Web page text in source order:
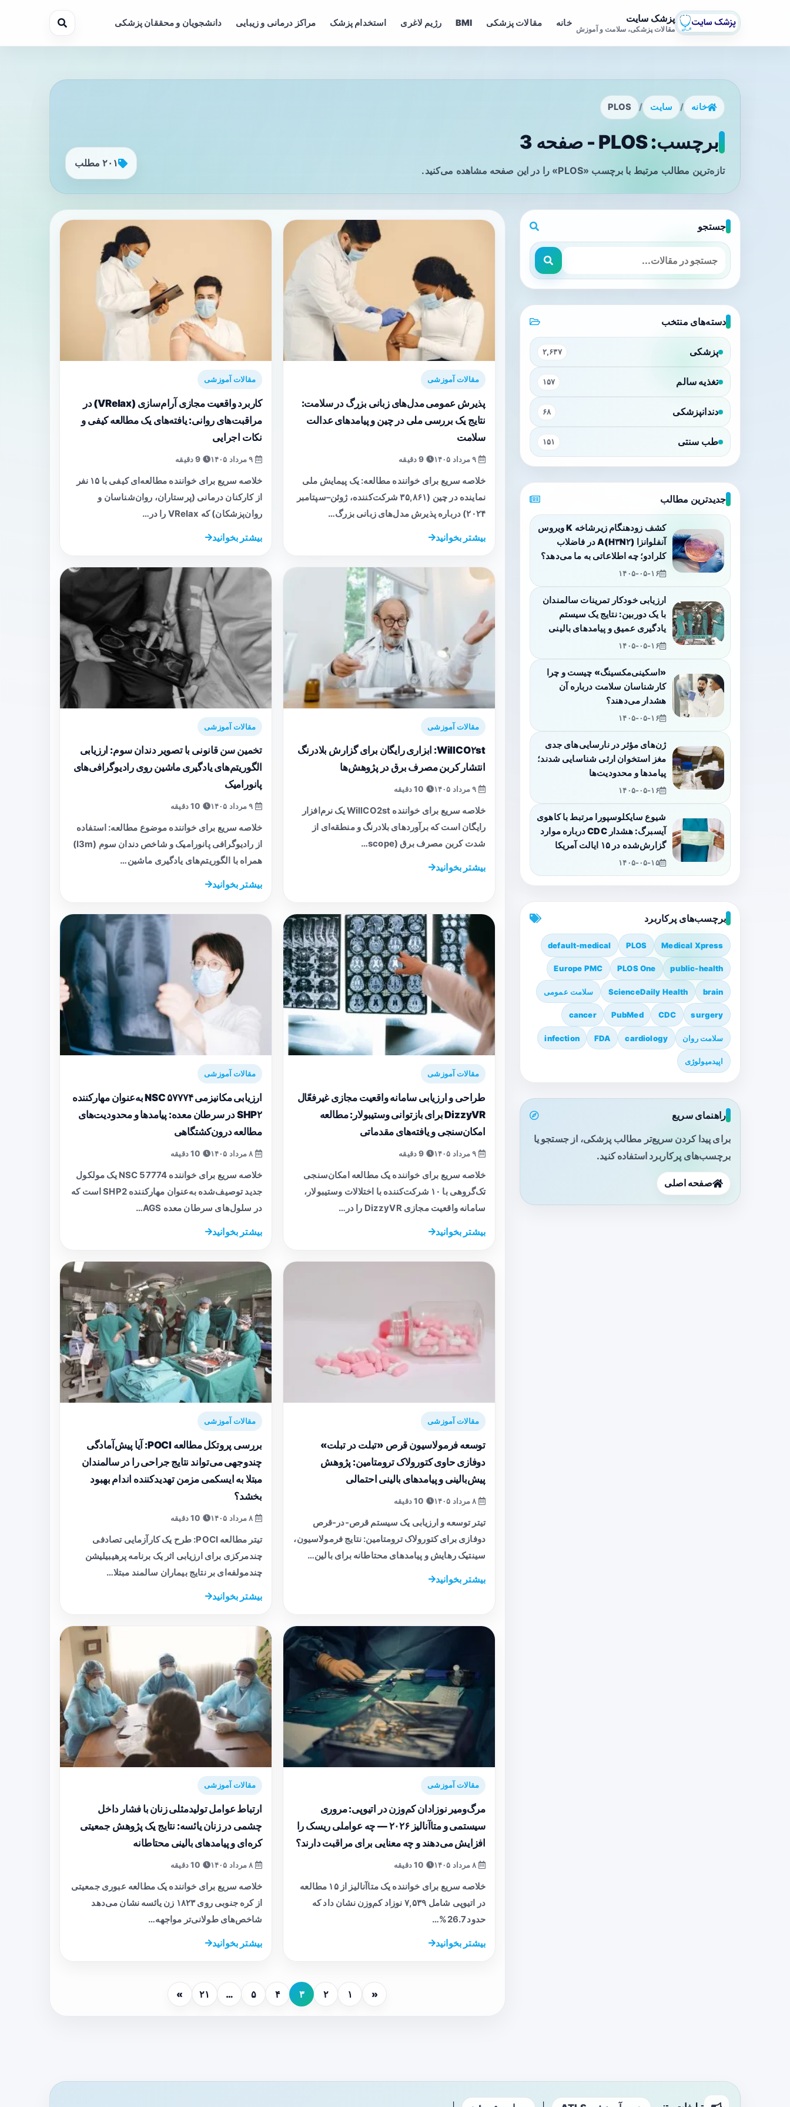
پزشک سایت
مقالات پزشکی، سلامت و آموزش
خانه مقالات پزشکی BMI رژیم لاغری استخدام پزشک مراکز درمانی و زیبایی دانشجویان و محققان پزشکی
خانه / سایت /
PLOS
برچسب: PLOS - صفحه 3
تازه‌ترین مطالب مرتبط با برچسب «PLOS» را در این صفحه مشاهده می‌کنید.
۲۰۱ مطلب
مقالات آموزشی
پذیرش عمومی مدل‌های زبانی بزرگ در سلامت:
نتایج یک بررسی ملی در چین و پیامدهای عدالت
سلامت
خلاصه سریع برای خواننده مطالعه: یک پیمایش ملی
نماینده در چین (۳۵,۸۶۱ شرکت‌کننده، ژوئن–سپتامبر
۲۰۲۴) درباره پذیرش مدل‌های زبانی بزرگ…
بیشتر بخوانید
مقالات آموزشی
کاربرد واقعیت مجازی آرام‌سازی (VRelax) در
مراقبت‌های روانی: یافته‌های یک مطالعه کیفی و
نکات اجرایی
خلاصه سریع برای خواننده مطالعه‌ای کیفی با ۱۵ نفر
از کارکنان درمانی (پرستاران، روان‌شناسان و
روان‌پزشکان) که VRelax را در…
بیشتر بخوانید
مقالات آموزشی
WillCO۲st: ابزاری رایگان برای گزارش بلادرنگ
انتشار کربن مصرف برق در پژوهش‌ها
خلاصه سریع برای خواننده WillCO2st یک نرم‌افزار
رایگان است که برآوردهای بلادرنگ و منطقه‌ای از
شدت کربن مصرف برق (scope…
بیشتر بخوانید
مقالات آموزشی
تخمین سن قانونی با تصویر دندان سوم: ارزیابی
الگوریتم‌های یادگیری ماشین روی رادیوگرافی‌های
پانورامیک
خلاصه سریع برای خواننده موضوع مطالعه: استفاده
از رادیوگرافی پانورامیک و شاخص دندان سوم (I3m)
همراه با الگوریتم‌های یادگیری ماشین…
بیشتر بخوانید
مقالات آموزشی
طراحی و ارزیابی سامانه واقعیت مجازی غیرفعّال
DizzyVR برای بازتوانی وستیبولار: مطالعه
امکان‌سنجی و یافته‌های مقدماتی
خلاصه سریع برای خواننده یک مطالعه امکان‌سنجی
تک‌گروهی با ۱۰ شرکت‌کننده با اختلالات وستیبولار،
سامانه واقعیت مجازی DizzyVR را در…
بیشتر بخوانید
مقالات آموزشی
ارزیابی مکانیزمی NSC ۵۷۷۷۴ به‌عنوان مهارکننده
SHP۲ در سرطان معده: پیامدها و محدودیت‌های
مطالعه درون‌کشتگاهی
خلاصه سریع برای خواننده NSC 57774 یک مولکول
جدید توصیف‌شده به‌عنوان مهارکننده SHP2 است که
در سلول‌های سرطان معده AGS…
بیشتر بخوانید
مقالات آموزشی
توسعه فرمولاسیون قرص «تبلت در تبلت»
دوفازی حاوی کتورولاک ترومتامین: پژوهش
پیش‌بالینی و پیامدهای بالینی احتمالی
تیتر توسعه و ارزیابی یک سیستم قرص‑در‑قرص
دوفازی برای کتورولاک ترومتامین: نتایج فرمولاسیون،
سینتیک رهایش و پیامدهای محتاطانه برای بالین…
بیشتر بخوانید
مقالات آموزشی
بررسی پروتکل مطالعه POCI: آیا پیش‌آمادگی
چندوجهی می‌تواند نتایج جراحی را در سالمندان
مبتلا به ایسکمی مزمن تهدیدکننده اندام بهبود
بخشد؟
تیتر مطالعه POCI: طرح یک کارآزمایی تصادفی
چندمرکزی برای ارزیابی اثر یک برنامه پرهیبیلیشن
چندمولفه‌ای بر نتایج بیماران سالمند مبتلا…
بیشتر بخوانید
مقالات آموزشی
مرگ‌ومیر نوزادان کم‌وزن در اتیوپی: مروری
سیستمی و متاآنالیز ۲۰۲۶ — چه عواملی ریسک را
افزایش می‌دهند و چه معنایی برای مراقبت دارند؟
خلاصه سریع برای خواننده یک متاآنالیز از ۱۵ مطالعه
در اتیوپی شامل ۷,۵۳۹ نوزاد کم‌وزن نشان داد که
حدود 26.7%…
بیشتر بخوانید
مقالات آموزشی
ارتباط عوامل تولیدمثلی زنان با فشار داخل
چشمی در زنان یائسه: نتایج یک پژوهش جمعیتی
کره‌ای و پیامدهای بالینی محتاطانه
خلاصه سریع برای خواننده یک مطالعه عبوری جمعیتی
از کره جنوبی روی ۱۸۲۳ زن یائسه نشان می‌دهد
شاخص‌های طولانی‌تر مواجهه…
بیشتر بخوانید
« ۱ ۲ ۳ ۴ ۵ … ۲۱ »
جستجو
دسته‌های منتخب
پزشکی ۲,۶۳۷
تغذیه سالم ۱۵۷
دندانپزشکی ۶۸
طب سنتی ۱۵۱
جدیدترین مطالب
کشف زودهنگام زیرشاخه K ویروس
آنفلوانزا A(H۳N۲) در فاضلاب
کلرادو؛ چه اطلاعاتی به ما می‌دهد؟
۱۴۰۵-۰۵-۱۶
ارزیابی خودکار تمرینات سالمندان
با یک دوربین: نتایج یک سیستم
یادگیری عمیق و پیامدهای بالینی
۱۴۰۵-۰۵-۱۶
«اسکینی‌مکسینگ» چیست و چرا
کارشناسان سلامت درباره آن
هشدار می‌دهند؟
۱۴۰۵-۰۵-۱۶
ژن‌های مؤثر در نارسایی‌های جدی
مغز استخوان ارثی شناسایی شدند؛
پیامدها و محدودیت‌ها
۱۴۰۵-۰۵-۱۶
شیوع سایکلوسپورا مرتبط با کاهوی
آیسبرگ: هشدار CDC درباره موارد
گزارش‌شده در ۱۵ ایالت آمریکا
۱۴۰۵-۰۵-۱۵
برچسب‌های پرکاربرد
Medical Xpress
PLOS
default-medical
public-health
PLOS One
Europe PMC
brain
ScienceDaily Health سلامت عمومی
surgery
CDC
PubMed
cancer
سلامت روان cardiology
FDA
infection
اپیدمیولوژی
راهنمای سریع
برای پیدا کردن سریع‌تر مطالب پزشکی، از جستجو یا
برچسب‌های پرکاربرد استفاده کنید.
صفحه اصلی